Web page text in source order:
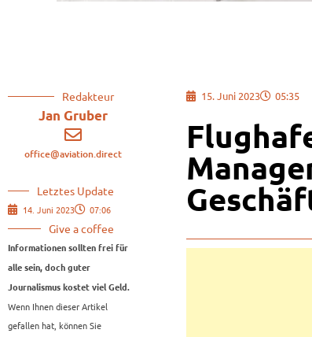
Redakteur
Jan Gruber
office@aviation.direct
Letztes Update
14. Juni 2023 07:06
Give a coffee
Informationen sollten frei für
alle sein, doch guter
Journalismus kostet viel Geld.
Wenn Ihnen dieser Artikel
gefallen hat, können Sie
15. Juni 2023 05:35